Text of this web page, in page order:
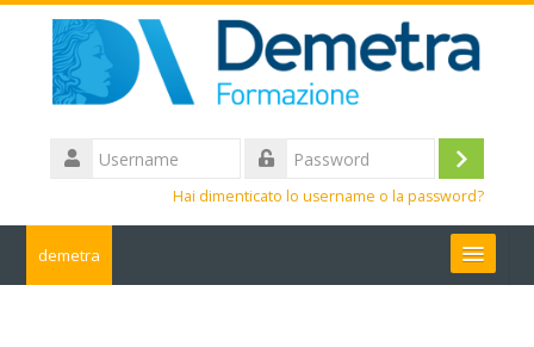
contenuto
principale
Username
Login
Hai dimenticato lo username o la password?
demetra